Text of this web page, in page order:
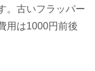
。古いフラッパー
用は1000円前後